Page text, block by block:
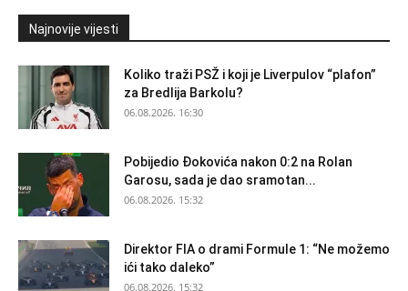
Najnovije vijesti
Koliko traži PSŽ i koji je Liverpulov “plafon”
za Bredlija Barkolu?
06.08.2026. 16:30
Pobijedio Đokovića nakon 0:2 na Rolan
Garosu, sada je dao sramotan...
06.08.2026. 15:32
Direktor FIA o drami Formule 1: “Ne možemo
ići tako daleko”
06.08.2026. 15:32